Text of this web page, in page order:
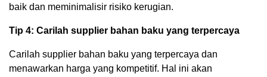
baik dan meminimalisir risiko kerugian.
Tip 4: Carilah supplier bahan baku yang terpercaya
Carilah supplier bahan baku yang terpercaya dan
menawarkan harga yang kompetitif. Hal ini akan